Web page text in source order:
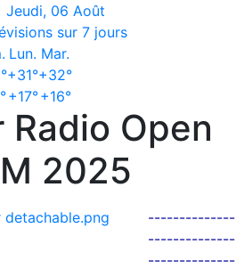
Jeudi, 06 Août
sur 7 jours
Lun. Mar.
+31°+32°
+17°+16°
Radio Open
2025
--------------
--------------
--------------